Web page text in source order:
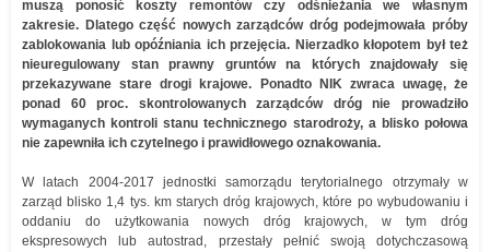
muszą ponosić koszty remontów czy odśnieżania we własnym
zakresie. Dlatego część nowych zarządców dróg podejmowała próby
zablokowania lub opóźniania ich przejęcia. Nierzadko kłopotem był też
nieuregulowany stan prawny gruntów na których znajdowały się
przekazywane stare drogi krajowe. Ponadto NIK zwraca uwagę, że
ponad 60 proc. skontrolowanych zarządców dróg nie prowadziło
wymaganych kontroli stanu technicznego starodroży, a blisko połowa
nie zapewniła ich czytelnego i prawidłowego oznakowania.
W latach 2004-2017 jednostki samorządu terytorialnego otrzymały w
zarząd blisko 1,4 tys. km starych dróg krajowych, które po wybudowaniu i
oddaniu do użytkowania nowych dróg krajowych, w tym dróg
ekspresowych lub autostrad, przestały pełnić swoją dotychczasową